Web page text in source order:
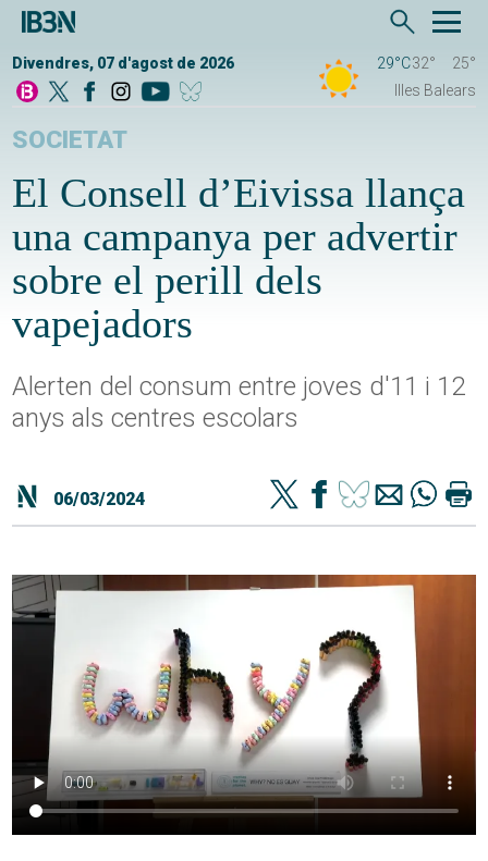
Divendres, 07 d'agost de 2026 29°C32°
25°
Illes Balears
SOCIETAT
El Consell d’Eivissa llança
una campanya per advertir
sobre el perill dels
vapejadors
Alerten del consum entre joves d'11 i 12
anys als centres escolars
06/03/2024